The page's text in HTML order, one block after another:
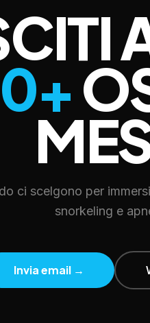
ci scelgono per
snorkeling e
Invia email →